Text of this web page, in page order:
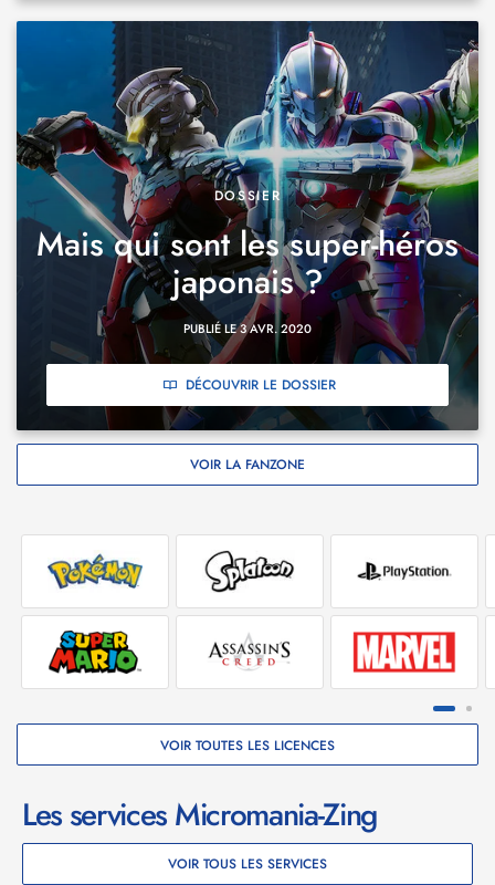
DOSSIER
Mais qui sont les super-héros
japonais ?
PUBLIÉ LE 3 AVR. 2020
DÉCOUVRIR LE DOSSIER
VOIR LA FANZONE
VOIR TOUTES LES LICENCES
Les services Micromania-Zing
VOIR TOUS LES SERVICES